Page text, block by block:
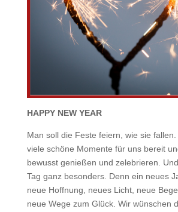
HAPPY NEW YEAR
Man soll die Feste feiern, wie sie
viele schöne Momente für uns bereit
bewusst genießen und zelebrieren.
Tag ganz besonders. Denn ein neues
neue Hoffnung, neues Licht, neue
neue Wege zum Glück. Wir wünschen